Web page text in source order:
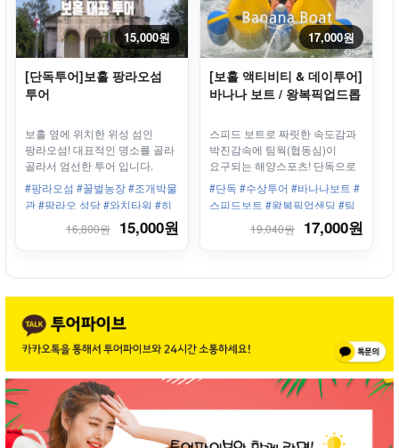
15,000원
[단독투어]보홀 팡라오섬
투어
보홀 옆에 위치한 위성 섬인
팡라오섬! 대표적인 명소를 골라
골라서 엄선한 투어 입니다.
#팡라오섬 #꿀벌농장 #조개박물
관 #팡라오 성당 #와치타워 #히
나다난 동굴 #보홀 데이투어
16,800원 15,000원
17,000원
[보홀 액티비티 & 데이투어]
바나나 보트 / 왕복픽업드롭
스피드 보트로 짜릿한 속도감과
박진감속에 팀웍(협동심)이
요구되는 해양스포츠! 단독으로
우리끼리만 타자!
#단독 #수상투어 #바나나보트 #
스피드보트 #왕복픽업샌딩 #팀
19,040원 17,000원